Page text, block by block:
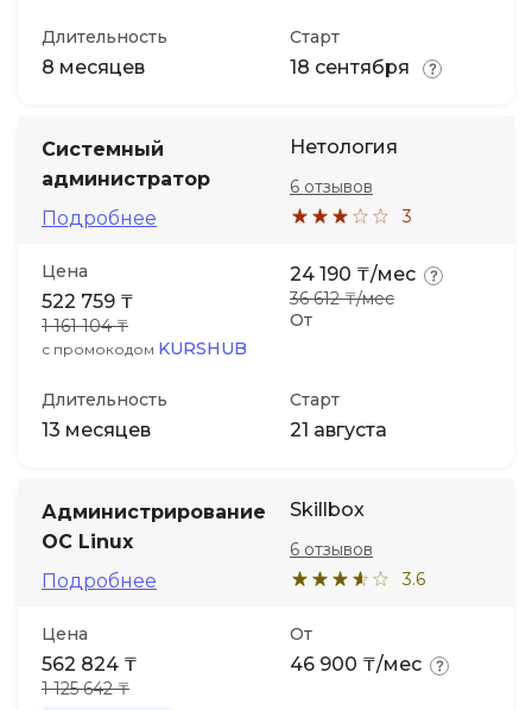
Длительность
8 месяцев
Старт
18 сентября
Системный
администратор
Подробнее
Нетология
3
6 отзывов
Цена
522 759 ₸
1 161 104 ₸
с промокодом KURSHUB
От
24 190 ₸/мес
36 612 ₸/мес
Длительность
13 месяцев
Старт
21 августа
Администрирование
ОС Linux
Подробнее
Skillbox
3.6
6 отзывов
Цена
562 824 ₸
1 125 642 ₸
От
46 900 ₸/мес
Детям